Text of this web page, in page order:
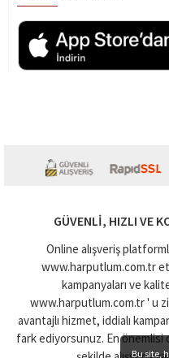
Bu site,
GÜVENLI, HIZLI VE
Online alışveriş
www.harputlum.com.tr
kampanyaları ve
www.harputlum.com.tr ' u
avantajlı hizmet, iddialı
fark ediyorsunuz. En